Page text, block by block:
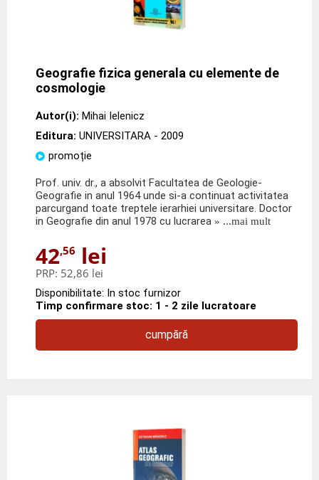
Geografie fizica generala cu elemente de
cosmologie
Autor(i): Mihai Ielenicz
Editura: UNIVERSITARA - 2009
promoție
Prof. univ. dr., a absolvit Facultatea de Geologie-
Geografie in anul 1964 unde si-a continuat activitatea
parcurgand toate treptele ierarhiei universitare. Doctor
in Geografie din anul 1978 cu lucrarea » ...mai mult
42,56 lei
PRP: 52,86 lei
Disponibilitate: In stoc furnizor
Timp confirmare stoc: 1 - 2 zile lucratoare
cumpără